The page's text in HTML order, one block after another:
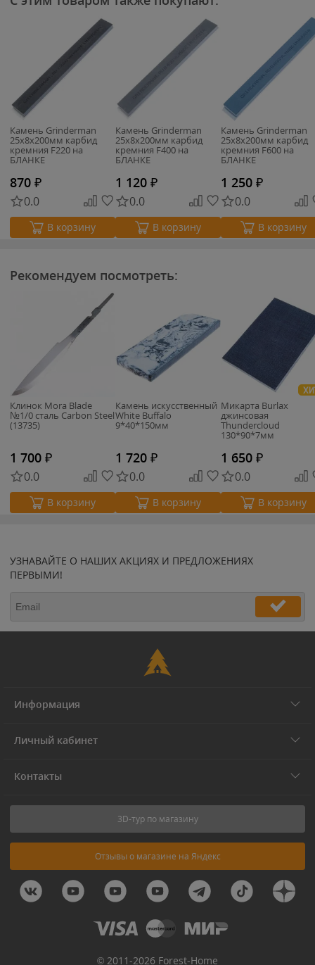
Камень Grinderman
25х8х200мм карбид
кремния F220 на
БЛАНКЕ
870 ₽
0.0
В корзину
Камень Grinderman
25х8х200мм карбид
кремния F400 на
БЛАНКЕ
1 120 ₽
0.0
В корзину
Камень Grinderman
25х8х200мм карбид
кремния F600 на
БЛАНКЕ
1 250 ₽
0.0
В корзину
Рекомендуем посмотреть:
Клинок Mora Blade
№1/0 сталь Carbon Steel
(13735)
1 700 ₽
0.0
В корзину
Камень искусственный
White Buffalo
9*40*150мм
1 720 ₽
0.0
В корзину
Микарта Burlax
джинсовая
Thundercloud
130*90*7мм
1 650 ₽
0.0
В корзину
УЗНАВАЙТЕ О НАШИХ АКЦИЯХ И ПРЕДЛОЖЕНИЯХ
ПЕРВЫМИ!
Информация
Личный кабинет
Контакты
3D-тур по магазину
Отзывы о магазине на Яндекс
© 2011-2026 Forest-Home